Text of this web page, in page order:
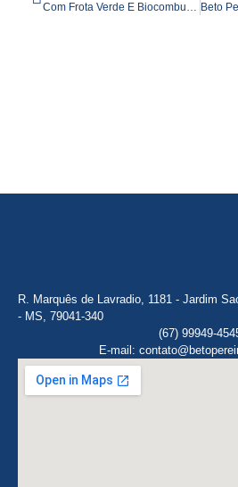
Com Frota Verde E Biocombustível, Beto Quer Melhorar Transporte Público Na Capital
R. Marquês de Lavradio, 1181 - Jardim
- MS, 79041-340
(67) 99949-
E-mail: